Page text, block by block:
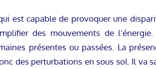
est capable de provoquer une
des mouvements de
présentes ou passées. La
des perturbations en sous sol. Il va